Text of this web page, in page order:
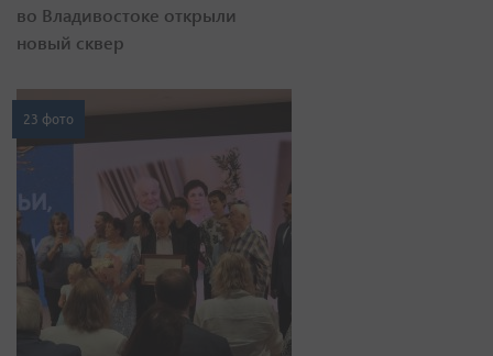
во Владивостоке открыли
новый сквер
23 фото